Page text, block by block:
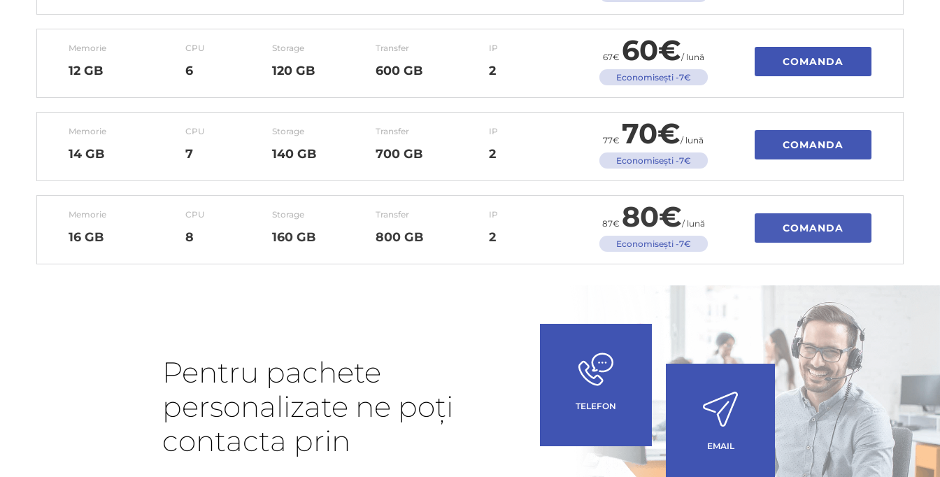
Memorie
12 GB
CPU
6
Storage
120 GB
Transfer
600 GB
IP
2
67€ 60€/ lună
Economiseşti -7€
COMANDA
Memorie
14 GB
CPU
7
Storage
140 GB
Transfer
700 GB
IP
2
77€ 70€/ lună
Economiseşti -7€
COMANDA
Memorie
16 GB
CPU
8
Storage
160 GB
Transfer
800 GB
IP
2
87€ 80€/ lună
Economiseşti -7€
COMANDA
Pentru pachete
personalizate ne poți
contacta prin
TELEFON
EMAIL